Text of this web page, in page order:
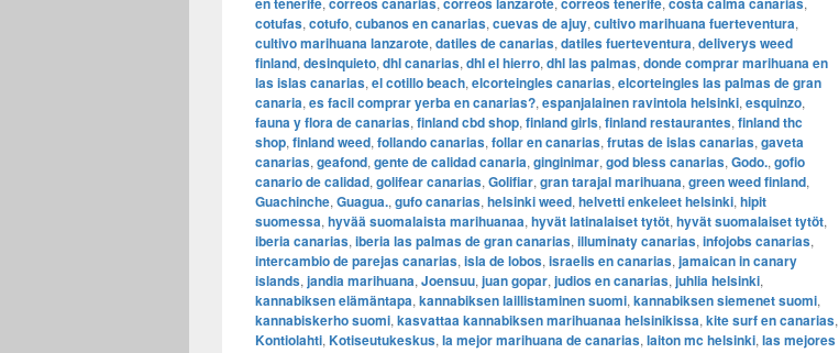
cotufas, cotufo, cubanos en canarias, cuevas de ajuy, cultivo marihuana fuerteventura,
cultivo marihuana lanzarote, datiles de canarias, datiles fuerteventura, deliverys weed
finland, desinquieto, dhl canarias, dhl el hierro, dhl las palmas, donde comprar marihuana en
las islas canarias, el cotillo beach, elcorteingles canarias, elcorteingles las palmas de gran
canaria, es facil comprar yerba en canarias?, espanjalainen ravintola helsinki, esquinzo,
fauna y flora de canarias, finland cbd shop, finland girls, finland restaurantes, finland thc
shop, finland weed, follando canarias, follar en canarias, frutas de islas canarias, gaveta
canarias, geafond, gente de calidad canaria, ginginimar, god bless canarias, Godo., gofio
canario de calidad, golifear canarias, Golifiar, gran tarajal marihuana, green weed finland,
Guachinche, Guagua., gufo canarias, helsinki weed, helvetti enkeleet helsinki, hipit
suomessa, hyvää suomalaista marihuanaa, hyvät latinalaiset tytöt, hyvät suomalaiset tytöt,
iberia canarias, iberia las palmas de gran canarias, illuminaty canarias, infojobs canarias,
intercambio de parejas canarias, isla de lobos, israelis en canarias, jamaican in canary
islands, jandia marihuana, Joensuu, juan gopar, judios en canarias, juhlia helsinki,
kannabiksen elämäntapa, kannabiksen laillistaminen suomi, kannabiksen siemenet suomi,
kannabiskerho suomi, kasvattaa kannabiksen marihuanaa helsinikissa, kite surf en canarias,
Kontiolahti, Kotiseutukeskus, la mejor marihuana de canarias, laiton mc helsinki, las mejores